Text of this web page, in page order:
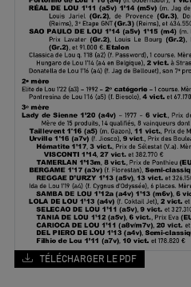
TÉLÉCHARGER LE PDF